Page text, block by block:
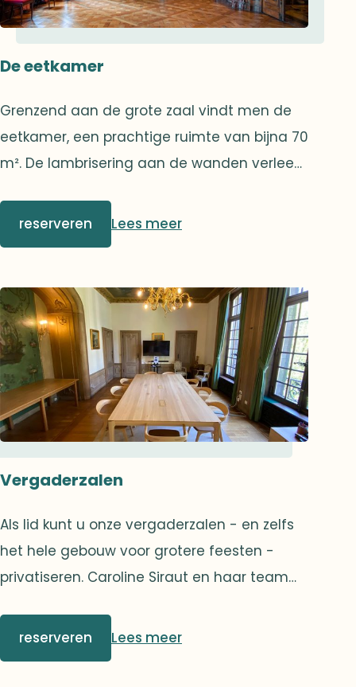
De eetkamer
Grenzend aan de grote zaal vindt men de
eetkamer, een prachtige ruimte van bijna 70
m². De lambrisering aan de wanden verleent
tweede, zeer discrete deur maakt het de
cateraar mogelijk om alle gasten te kunnen
genodigden te belemmeren.
reserveren Lees meer
Vergaderzalen
Als lid kunt u onze vergaderzalen - en zelfs
het hele gebouw voor grotere feesten -
privatiseren. Caroline Siraut en haar team
toveren tot een onvergetelijke ervaring.
reserveren Lees meer